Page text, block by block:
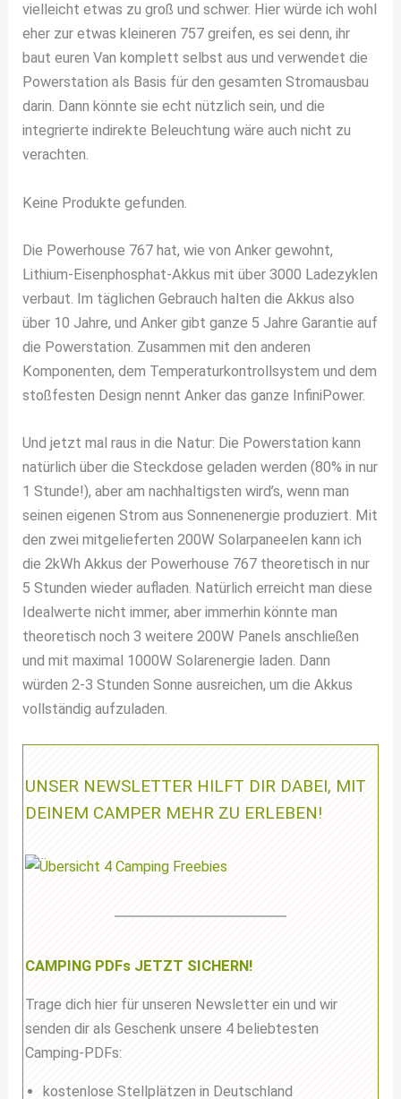
vielleicht etwas zu groß und schwer. Hier würde ich wohl
eher zur etwas kleineren 757 greifen, es sei denn, ihr
baut euren Van komplett selbst aus und verwendet die
Powerstation als Basis für den gesamten Stromausbau
darin. Dann könnte sie echt nützlich sein, und die
integrierte indirekte Beleuchtung wäre auch nicht zu
verachten.
Keine Produkte gefunden.
Die Powerhouse 767 hat, wie von Anker gewohnt,
Lithium-Eisenphosphat-Akkus mit über 3000 Ladezyklen
verbaut. Im täglichen Gebrauch halten die Akkus also
über 10 Jahre, und Anker gibt ganze 5 Jahre Garantie auf
die Powerstation. Zusammen mit den anderen
Komponenten, dem Temperaturkontrollsystem und dem
stoßfesten Design nennt Anker das ganze InfiniPower.
Und jetzt mal raus in die Natur: Die Powerstation kann
natürlich über die Steckdose geladen werden (80% in nur
1 Stunde!), aber am nachhaltigsten wird’s, wenn man
seinen eigenen Strom aus Sonnenenergie produziert. Mit
den zwei mitgelieferten 200W Solarpaneelen kann ich
die 2kWh Akkus der Powerhouse 767 theoretisch in nur
5 Stunden wieder aufladen. Natürlich erreicht man diese
Idealwerte nicht immer, aber immerhin könnte man
theoretisch noch 3 weitere 200W Panels anschließen
und mit maximal 1000W Solarenergie laden. Dann
würden 2-3 Stunden Sonne ausreichen, um die Akkus
vollständig aufzuladen.
UNSER NEWSLETTER HILFT DIR DABEI, MIT
DEINEM CAMPER MEHR ZU ERLEBEN!
CAMPING PDFs JETZT SICHERN!
Trage dich hier für unseren Newsletter ein und wir
senden dir als Geschenk unsere 4 beliebtesten
Camping-PDFs:
kostenlose Stellplätzen in Deutschland